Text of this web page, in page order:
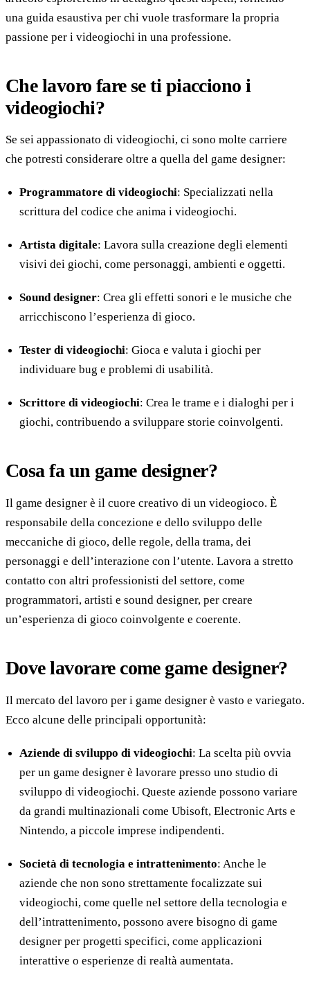
una guida esaustiva per chi vuole trasformare la propria
passione per i videogiochi in una professione.
Che lavoro fare se ti piacciono i
videogiochi?
Se sei appassionato di videogiochi, ci sono molte carriere
che potresti considerare oltre a quella del game designer:
Programmatore di videogiochi: Specializzati nella
scrittura del codice che anima i videogiochi.
Artista digitale: Lavora sulla creazione degli elementi
visivi dei giochi, come personaggi, ambienti e oggetti.
Sound designer: Crea gli effetti sonori e le musiche che
arricchiscono l’esperienza di gioco.
Tester di videogiochi: Gioca e valuta i giochi per
individuare bug e problemi di usabilità.
Scrittore di videogiochi: Crea le trame e i dialoghi per i
giochi, contribuendo a sviluppare storie coinvolgenti.
Cosa fa un game designer?
Il game designer è il cuore creativo di un videogioco. È
responsabile della concezione e dello sviluppo delle
meccaniche di gioco, delle regole, della trama, dei
personaggi e dell’interazione con l’utente. Lavora a stretto
contatto con altri professionisti del settore, come
programmatori, artisti e sound designer, per creare
un’esperienza di gioco coinvolgente e coerente.
Dove lavorare come game designer?
Il mercato del lavoro per i game designer è vasto e variegato.
Ecco alcune delle principali opportunità:
Aziende di sviluppo di videogiochi: La scelta più ovvia
per un game designer è lavorare presso uno studio di
sviluppo di videogiochi. Queste aziende possono variare
da grandi multinazionali come Ubisoft, Electronic Arts e
Nintendo, a piccole imprese indipendenti.
Società di tecnologia e intrattenimento: Anche le
aziende che non sono strettamente focalizzate sui
videogiochi, come quelle nel settore della tecnologia e
dell’intrattenimento, possono avere bisogno di game
designer per progetti specifici, come applicazioni
interattive o esperienze di realtà aumentata.